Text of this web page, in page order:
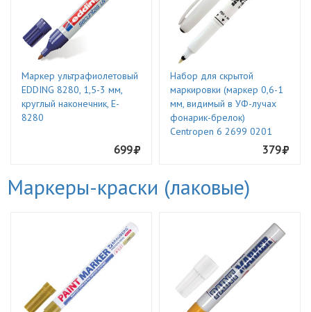
Маркер ультрафиолетовый
EDDING 8280, 1,5-3 мм,
круглый наконечник, E-
8280
699
Набор для скрытой
маркировки (маркер 0,6-1
мм, видимый в УФ-лучах
фонарик-брелок)
Centropen 6 2699 0201
379
Маркеры-краски (лаковые)